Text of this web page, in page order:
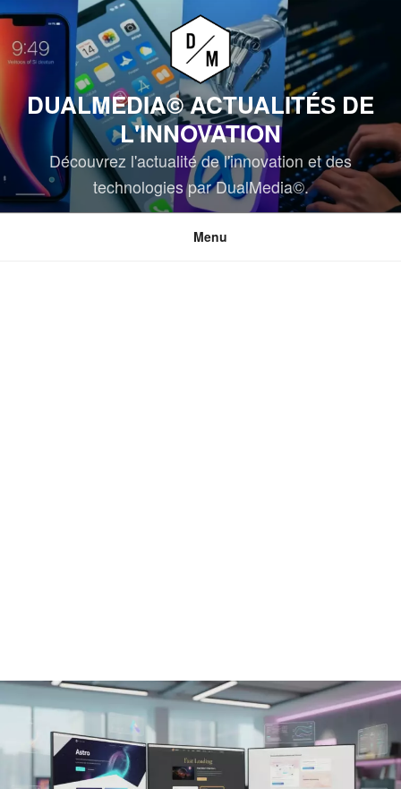
Aller
au
contenu
DUALMEDIA© ACTUALITÉS DE
L'INNOVATION
Découvrez l'actualité de l'innovation et des
technologies par DualMedia©.
Menu